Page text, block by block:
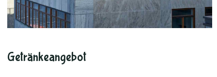
Getränkeangebot